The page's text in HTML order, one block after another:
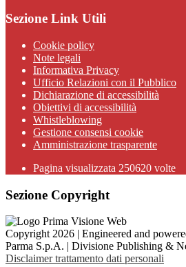
Sezione Link Utili
Cookie policy
Note legali
Informativa Privacy
Ufficio Relazioni con il Pubblico
Dichiarazione di accessibilità
Obiettivi di accessibilità
Whistleblowing
Gestione consensi cookie
Amministrazione trasparente
Pagina visualizzata 250620 volte
Sezione Copyright
Copyright 2026 | Engineered and
Parma S.p.A. | Divisione Publishing &
Disclaimer trattamento dati personali